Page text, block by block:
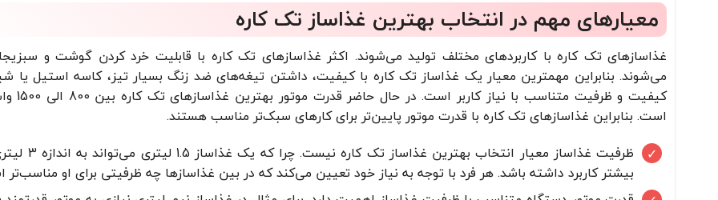
معیارهای مهم در انتخاب بهترین غذاساز تک کاره
غذاسازهای تک کاره با کاربردهای مختلف تولید می‌شوند. اکثر غذاسازهای تک کاره با قابلیت خرد کردن گوشت و
می‌شوند. بنابراین مهمترین معیار یک غذاساز تک کاره با کیفیت، داشتن تیغه‌های ضد زنگ بسیار تیز، کاسه استیل یا
کیفیت و ظرفیت متناسب با
است. بنابراین غذاسازهای تک کاره با قدرت موتور پایین‌تر برای کارهای سبک‌تر مناسب هستند.
ظرفیت غذاساز معیار انتخاب
بیشتر کاربرد داشته باشد. هر فرد با توجه به نیاز خود تعیین می‌کند که در بین غذاسازها چه ظرفیتی برای او